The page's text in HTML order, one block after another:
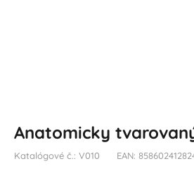
Anatomicky
Katalógové č.: V010 EAN: